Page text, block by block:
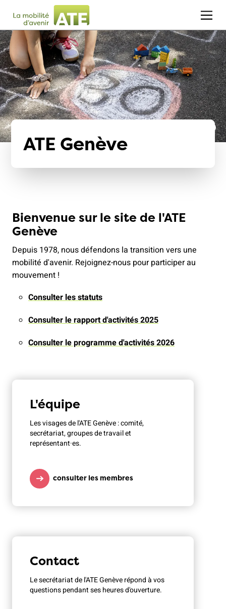
ATE Genève
Bienvenue sur le site de l'ATE
Genève
Depuis 1978, nous défendons la transition vers une
mobilité d'avenir. Rejoignez-nous pour participer au
mouvement !
Consulter les statuts
Consulter le rapport d'activités 2025
Consulter le programme d'activités 2026
L'équipe
Les visages de l'ATE Genève : comité,
secrétariat, groupes de travail et
représentant·es.
consulter les membres
Contact
Le secrétariat de l'ATE Genève répond à vos
questions pendant ses heures d'ouverture.